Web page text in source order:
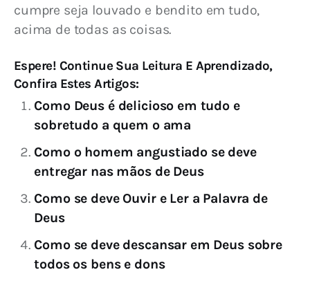
cumpre seja louvado e bendito em tudo,
acima de todas as coisas.
Espere! Continue Sua Leitura E Aprendizado,
Confira Estes Artigos:
Como Deus é delicioso em tudo e
sobretudo a quem o ama
Como o homem angustiado se deve
entregar nas mãos de Deus
Como se deve Ouvir e Ler a Palavra de
Deus
Como se deve descansar em Deus sobre
todos os bens e dons